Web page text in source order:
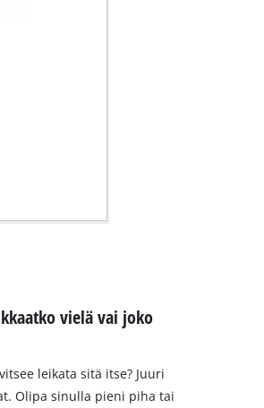
vielä vai joko
leikata sitä itse? Juuri
Olipa sinulla pieni piha tai